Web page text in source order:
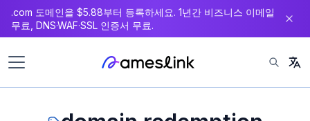
츠
로
동
.com 도메인을 $5.88부터 등록하세요. 1년간 비즈니스 이메일
무료, DNS·WAF·SSL 인증서 무료.